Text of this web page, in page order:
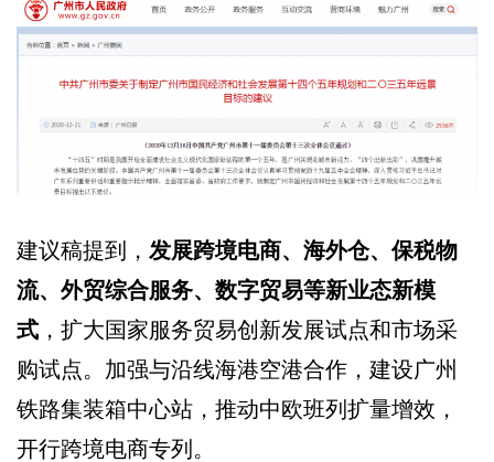
建议稿提到， 发展跨境电商、海外仓、保税物
流、外贸综合服务、数字贸易等新业态新模
式 ，扩大国家服务贸易创新发展试点和市场采
购试点。加强与沿线海港空港合作，建设广州
铁路集装箱中心站，推动中欧班列扩量增效，
开行跨境电商专列。